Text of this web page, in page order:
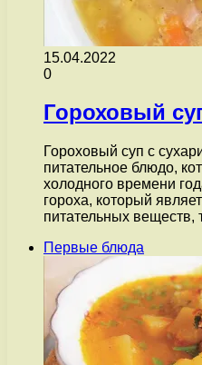
15.04.2022
0
Гороховый
Гороховый суп с
питательное блюдо,
холодного времени
гороха, который
питательных веществ,
Первые блюда